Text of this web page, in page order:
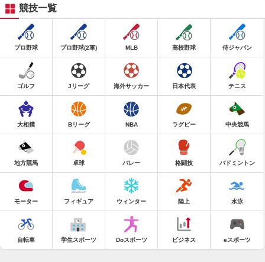
競技一覧
プロ野球 プロ野球(2軍) MLB 高校野球 侍ジャパン
ゴルフ Jリーグ 海外サッカー 日本代表 テニス
大相撲 Bリーグ NBA ラグビー 中央競馬
地方競馬 卓球 バレー 格闘技 バドミントン
モーター フィギュア ウィンター 陸上 水泳
自転車 学生スポーツ Doスポーツ ビジネス eスポーツ